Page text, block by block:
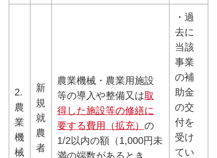
2.
農
業
機
械
新
規
就
農
者
農業機械・農業用施設
等の導入や整備又は取
得した施設等の修繕に
要する費用（拡充）の
1/2以内の額（1,000円未
満の端数があるとき
・過
去に
当該
事業
の補
助金
の交
付を
受け
てい